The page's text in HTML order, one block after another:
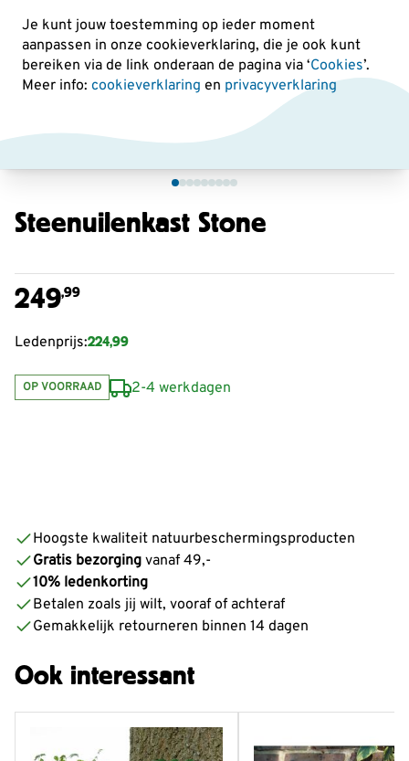
Je kunt jouw toestemming op ieder moment
aanpassen in onze cookieverklaring, die je ook kunt
bereiken via de link onderaan de pagina via ‘Cookies’.
Meer info: cookieverklaring en privacyverklaring
Steenuilenkast Stone
249,99
Ledenprijs:224,99
OP VOORRAAD 2-4 werkdagen
Hoogste kwaliteit natuurbeschermingsproducten
Gratis bezorging vanaf 49,-
10% ledenkorting
Betalen zoals jij wilt, vooraf of achteraf
Gemakkelijk retourneren binnen 14 dagen
Ook interessant